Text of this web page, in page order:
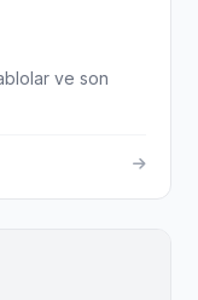
ve son